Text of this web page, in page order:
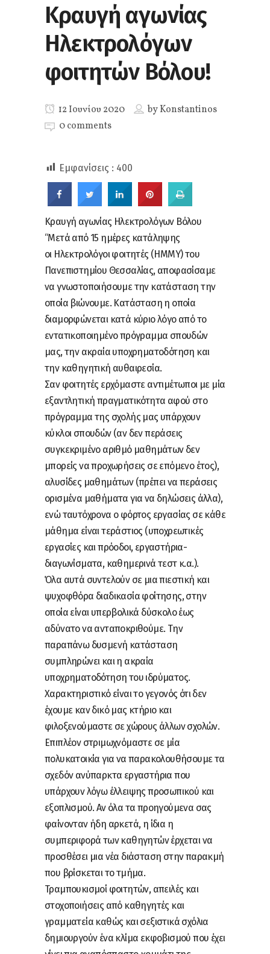
Κραυγή αγωνίας
Ηλεκτρολόγων
φοιτητών Βόλου!
12 Ιουνίου 2020 byKonstantinos
0 comments
Εμφανίσεις : 400
Κραυγή αγωνίας Ηλεκτρολόγων Βόλου
“Μετά από 15 ημέρες κατάληψης
οι Ηλεκτρολόγοι φοιτητές (ΗΜΜΥ) του
Πανεπιστημίου Θεσσαλίας, αποφασίσαμε
να γνωστοποιήσουμε την κατάσταση την
οποία βιώνουμε. Κατάσταση η οποία
διαμορφώνεται κατά κύριο λόγο από το
εντατικοποιημένο πρόγραμμα σπουδών
μας, την ακραία υποχρηματοδότηση και
την καθηγητική αυθαιρεσία.
Σαν φοιτητές ερχόμαστε αντιμέτωποι με μία
εξαντλητική πραγματικότητα αφού στο
πρόγραμμα της σχολής μας υπάρχουν
κύκλοι σπουδών (αν δεν περάσεις
συγκεκριμένο αριθμό μαθημάτων δεν
μπορείς να προχωρήσεις σε επόμενο έτος),
αλυσίδες μαθημάτων (πρέπει να περάσεις
ορισμένα μαθήματα για να δηλώσεις άλλα),
ενώ ταυτόχρονα ο φόρτος εργασίας σε κάθε
μάθημα είναι τεράστιος (υποχρεωτικές
εργασίες και πρόοδοι, εργαστήρια-
διαγωνίσματα, καθημερινά τεστ κ.α.).
Όλα αυτά συντελούν σε μια πιεστική και
ψυχοφθόρα διαδικασία φοίτησης, στην
οποία είναι υπερβολικά δύσκολο έως
αδύνατο να ανταποκριθούμε. Την
παραπάνω δυσμενή κατάσταση
συμπληρώνει και η ακραία
υποχρηματοδότηση του ιδρύματος.
Χαρακτηριστικό είναι το γεγονός ότι δεν
έχουμε καν δικό μας κτήριο και
φιλοξενούμαστε σε χώρους άλλων σχολών.
Επιπλέον στριμωχνόμαστε σε μία
πολυκατοικία για να παρακολουθήσουμε τα
σχεδόν ανύπαρκτα εργαστήρια που
υπάρχουν λόγω έλλειψης προσωπικού και
εξοπλισμού. Αν όλα τα προηγούμενα σας
φαίνονταν ήδη αρκετά, η ίδια η
συμπεριφορά των καθηγητών έρχεται να
προσθέσει μια νέα διάσταση στην παρακμή
που βρίσκεται το τμήμα.
Τραμπουκισμοί φοιτητών, απειλές και
στοχοποιήσεις από καθηγητές και
γραμματεία καθώς και σεξιστικά σχόλια
δημιουργούν ένα κλίμα εκφοβισμού που έχει